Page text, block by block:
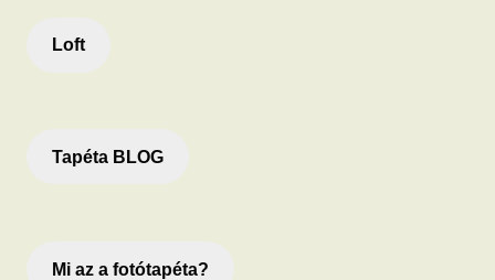
Loft
Tapéta BLOG
Mi az a fotótapéta?